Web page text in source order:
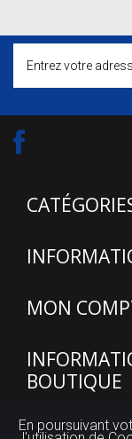
MON
BOUTIQUE
En poursuivant